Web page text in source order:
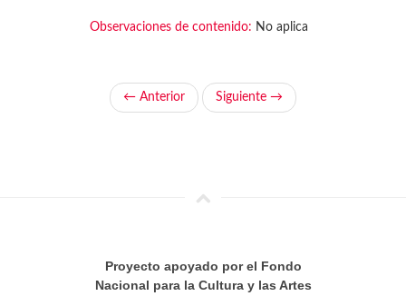
Observaciones de contenido: No aplica
← Anterior Siguiente →
Proyecto apoyado por el Fondo
Nacional para la Cultura y las Artes